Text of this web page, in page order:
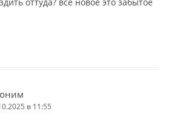
оттуда? все новое это забытое
в 11:55